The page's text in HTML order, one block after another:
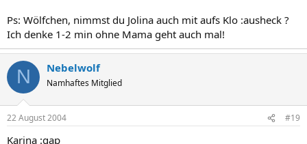
Ps: Wölfchen, nimmst du Jolina auch mit aufs Klo :ausheck ?
Ich denke 1-2 min ohne Mama geht auch mal!
N Nebelwolf
Namhaftes Mitglied
22 August 2004 #19
Karina :gap